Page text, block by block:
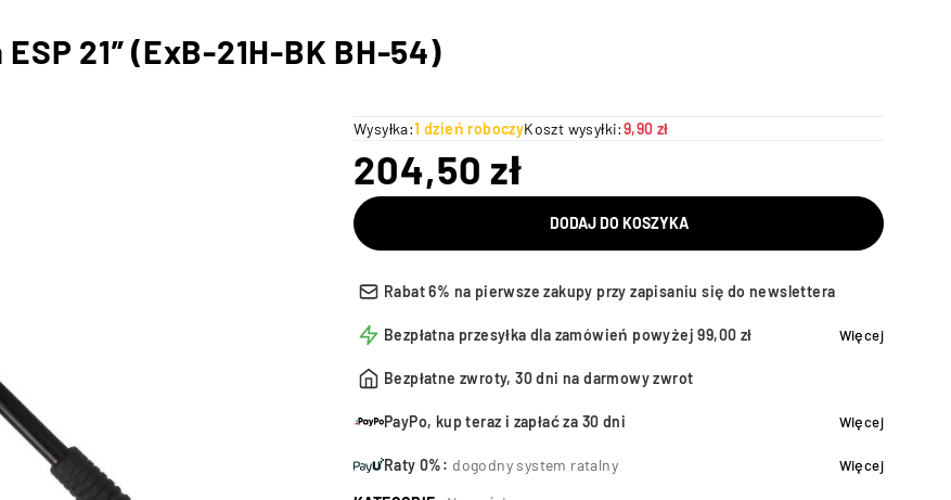
21” (ExB-21H-BK BH-54)
Wysyłka:1 dzień roboczyKoszt wysyłki:9,90 zł
204,50zł
DODAJ DO KOSZYKA
Rabat 6% na pierwsze zakupy przy zapisaniu się do newslettera
Bezpłatna przesyłka dla zamówień powyżej 99,00 zł Więcej
Bezpłatne zwroty, 30 dni na darmowy zwrot
PayPo, kup teraz i zapłać za 30 dni Więcej
Raty 0%: dogodny system ratalny Więcej